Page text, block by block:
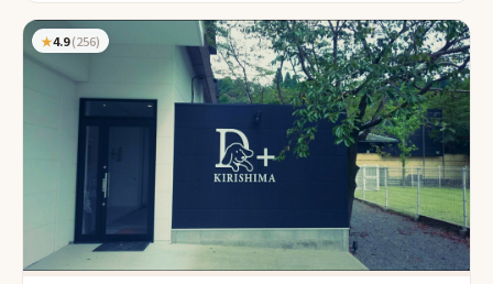
★4.9(256)